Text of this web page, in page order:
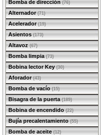
Bomba de dirección (76)
Alternador (71)
Acelerador (19)
Asientos (173)
Altavoz (67)
Bomba limpia (73)
Bobina lector Key (30)
Aforador (43)
Bomba de vacío (15)
Bisagra de la puerta (189)
Bobina de encendido (22)
Bujía precalentamiento (55)
Bomba de aceite (12)